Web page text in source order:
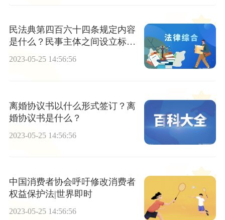
民法典第四百六十四条规定内容
是什么？民事主体之间设立标准
是什么？
2023-05-25 14:56:56
离婚协议书以什么形式签订？离
婚协议书是什么？
2023-05-25 14:56:56
中国消费者协会呼吁修改消费者
权益保护法|世界即时
2023-05-25 14:56:56